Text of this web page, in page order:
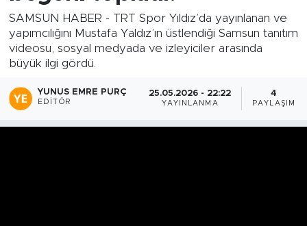
SAMSUN HABER - TRT Spor Yıldız’da yayınlanan ve
yapımcılığını Mustafa Yaldız’ın üstlendiği Samsun tanıtım
videosu, sosyal medyada ve izleyiciler arasında
büyük ilgi gördü.
YUNUS EMRE PURÇ
EDITÖR
25.05.2026 - 22:22
YAYINLANMA
4
PAYLAŞIM
Resmi İlanlar
Samsun Trafik Yoğunluk Haritası
Süper Lig Puan Durumu ve Fikstür